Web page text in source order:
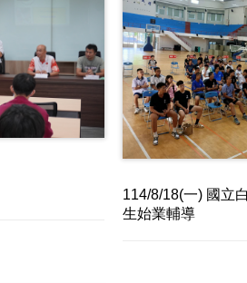
114/8/18(一) 國立
生始業輔導